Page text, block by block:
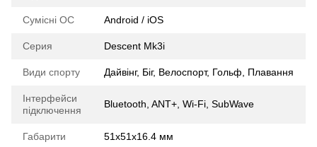
Сумісні ОС Android / iOS
Серия Descent Mk3i
Види спорту Дайвінг, Біг, Велоспорт, Гольф, Плавання
Інтерфейси
підключення
Bluetooth, ANT+, Wi-Fi, SubWave
Габарити 51x51x16.4 мм